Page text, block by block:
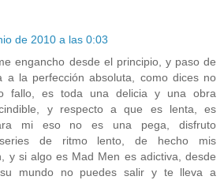
de 2010 a las 0:03
engancho desde el principio, y paso de
a la perfección absoluta, como dices no
fallo, es toda una delicia y una obra
y respecto a que es lenta, es
mi eso no es una pega, disfruto
series de ritmo lento, de hecho mis
y si algo es Mad Men es adictiva, desde
mundo no puedes salir y te lleva a